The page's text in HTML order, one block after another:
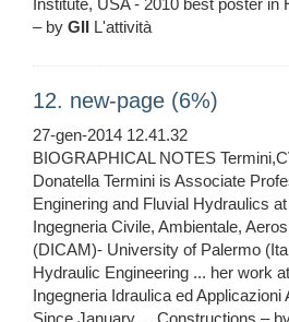
Institute, USA - 2010 best poster in
– by GII L'attività
12. new-page (6%)
27-gen-2014 12.41.32
BIOGRAPHICAL NOTES
Donatella Termini is Associate
Enginering and Fluvial Hydraulics at
Ingegneria Civile, Ambientale,
(DICAM)- University of Palermo
Hydraulic Engineering ... her work
Ingegneria Idraulica ed Applicazioni